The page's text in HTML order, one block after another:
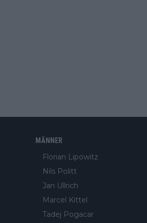
MÄNNER
Florian Lipowitz
Nils Politt
Jan Ullrich
Marcel Kittel
Tadej Pogacar